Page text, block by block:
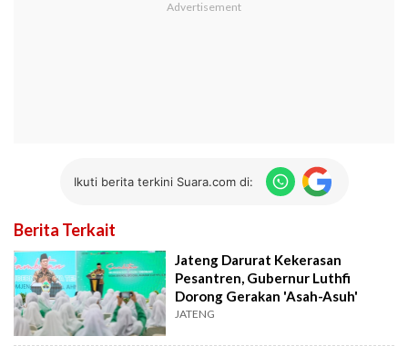
Ikuti berita terkini Suara.com di:
Berita Terkait
Jateng Darurat Kekerasan
Pesantren, Gubernur Luthfi
Dorong Gerakan 'Asah-Asuh'
JATENG